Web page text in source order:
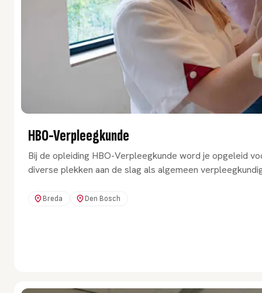
HBO-Verpleegkunde
Bij de opleiding HBO-Verpleegkunde word je opgeleid
diverse plekken aan de slag als algemeen
Breda Den Bosch